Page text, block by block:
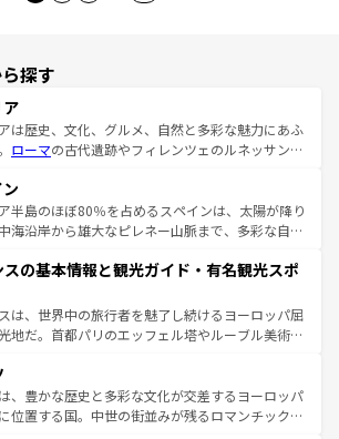
探す
ア
は歴史、文化、グルメ、自然と多彩な魅力にあふ
ローマの古代遺跡やフィレンツェのルネッサンス
スカーナの美しい田園風景やアマルフィ海岸の絶
自然景観も見逃せない。観光の合間には、本場の
スタなど、絶品のイタリア料理を堪能することも
れるイタリアで、忘れられない旅をしてみよう！
着のイタリア情報は
半島のほぼ80％を占めるスペインは、太陽が降り
海沿岸から雄大なピレネー山脈まで、多彩な自然
付くこの国では、情熱的なフラメンコ、熱気あふ
、そして美味しいタパスが生活の一部となってい
マドリードの洗練された雰囲気や、バルセロナの
溢れた街角から、地方では古代ローマ遺跡や中世
方によって風土や気候が異なるスペインはその個
性で訪れる人を魅了する。 なお、新着のスペイン情報は コ
一覧を参照してほしい。
スの基本情報と観光ガイド・有名観光スポ
は、世界中の旅行者を魅了し続けるヨーロッパ屈
地だ。首都パリのエッフェル塔やルーブル美術館
い魅力が詰まっている。華麗な宮殿、歴史的な大
しいビーチ、そして豊かな自然が、訪れる者を心
する。また、フランスは美食の国としても知ら
、豊かな歴史と多彩な文化が交差するヨーロッパ
位置する国。中世の街並みが残るロマンチック街